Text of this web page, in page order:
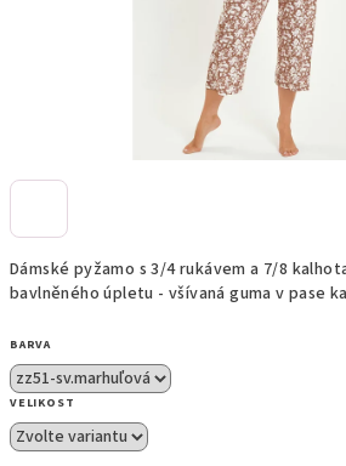
Dámské pyžamo s 3/4 rukávem a 7/8
bavlněného úpletu - všívaná guma v pase
BARVA
VELIKOST